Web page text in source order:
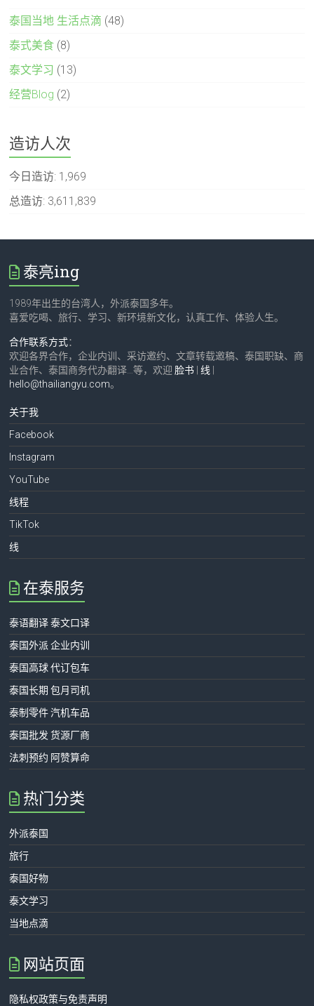
泰国当地 生活点滴 (48)
泰式美食 (8)
泰文学习 (13)
经营Blog (2)
造访人次
今日造访: 1,969
总造访: 3,611,839
泰亮ing
1989年出生的台湾人，外派泰国多年。
喜爱吃喝、旅行、学习、新环境新文化，认真工作、体验人生。
合作联系方式：
欢迎各界合作，企业内训、采访邀约、文章转载邀稿、泰国职缺、商
业合作、泰国商务代办翻译…等，欢迎 脸书 |线
hello@thailiangyu.com。
关于我
Facebook
Instagram
YouTube
线程
TikTok
线
在泰服务
泰语翻译 泰文口译
泰国外派 企业内训
泰国高球 代订包车
泰国长期 包月司机
泰制零件 汽机车品
泰国批发 货源厂商
法刺预约 阿赞算命
热门分类
外派泰国
旅行
泰国好物
泰文学习
当地点滴
网站页面
隐私权政策与免责声明